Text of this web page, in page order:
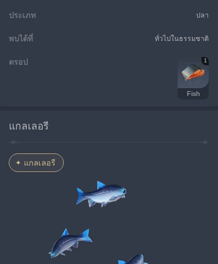
ประเภท ปลา
พบได้ที่ ทั่วไปในธรรมชาติ
ดรอป 1
Fish
แกลเลอรี
แกลเลอรี